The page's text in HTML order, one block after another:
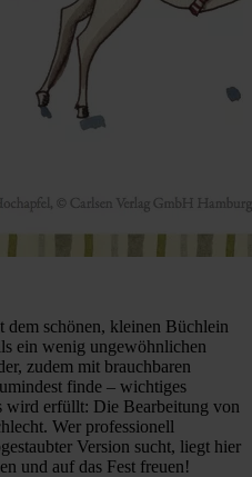
dem schönen, kleinen Büchlein
ein wenig ungewöhnlichen
zudem mit brauchbaren
finde – wichtiges
erfüllt: Die Bearbeitung von
Wer professionell
Version sucht, liegt hier
und auf das Fest freuen!